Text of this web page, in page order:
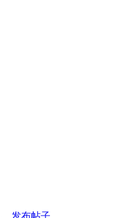
发布帖子